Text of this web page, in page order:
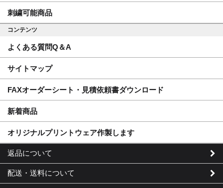
刺繍可能商品
コンテンツ
よくある質問Q＆A
サイトマップ
FAXオーダーシート・見積依頼書ダウンロード
新着商品
オリジナルプリントウェア作製します
返品について
配送・送料について